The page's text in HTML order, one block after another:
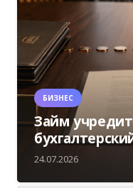
БИЗНЕС
Займ
24.07.2026